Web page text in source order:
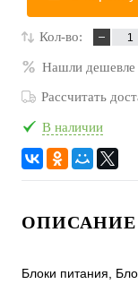
Кол-во:
Нашли дешевле
Рассчитать
В наличии
ОПИСАНИЕ
Блоки питания,